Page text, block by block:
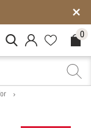
MitIlva.Login 0